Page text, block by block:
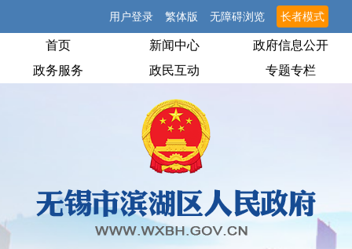
用户登录 繁体版 无障碍浏览 长者模式
首页 新闻中心
政府信息公开
政务服务
政民互动 专题专栏